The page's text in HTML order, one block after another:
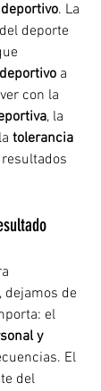
. La
deporte
a
con la
, la
tolerancia
dejamos de
el
y
El
del